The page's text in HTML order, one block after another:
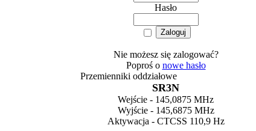
Hasło
Nie możesz się zalogować?
Poproś o nowe hasło
Przemienniki oddziałowe
SR3N
Wejście - 145,0875 MHz
Wyjście - 145,6875 MHz
Aktywacja - CTCSS 110,9 Hz